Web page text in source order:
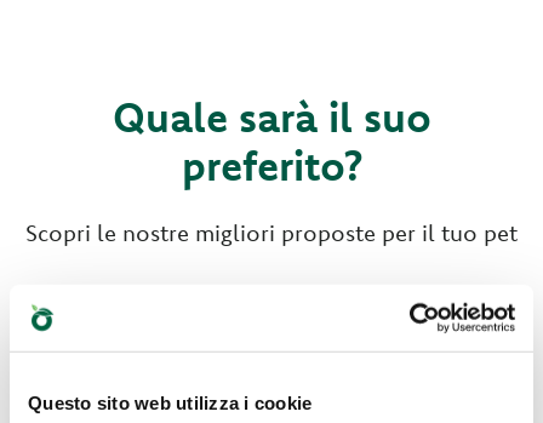
Questo sito web utilizza i cookie
Quale sarà il suo
preferito?
Scopri le nostre migliori proposte per il tuo pet